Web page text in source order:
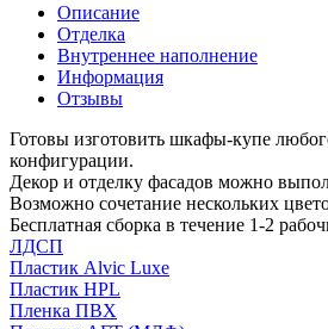
Описание
Отделка
Внутреннее наполнение
Информация
Отзывы
Готовы изготовить шкафы-купе
конфигурации.
Декор и отделку фасадов можно
Возможно сочетание нескольких
Бесплатная сборка в течение 1-2
ЛДСП
Пластик Alvic Luxe
Пластик HPL
Пленка ПВХ